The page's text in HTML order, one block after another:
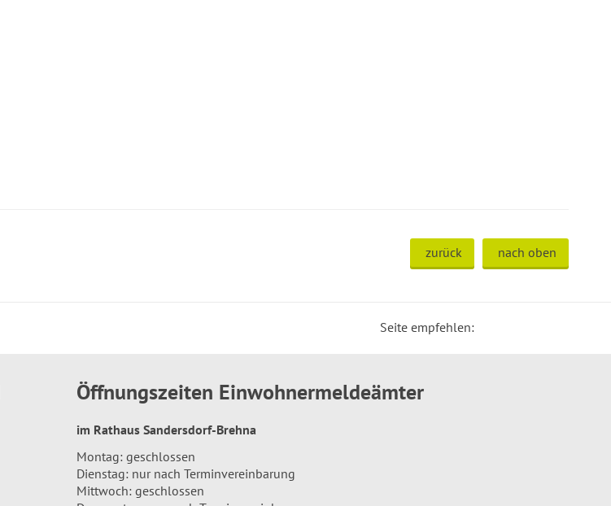
zurück nach oben
Seite empfehlen:
Öffnungszeiten Einwohnermeldeämter
im Rathaus Sandersdorf-Brehna
Montag: geschlossen
Dienstag: nur nach Terminvereinbarung
Mittwoch: geschlossen